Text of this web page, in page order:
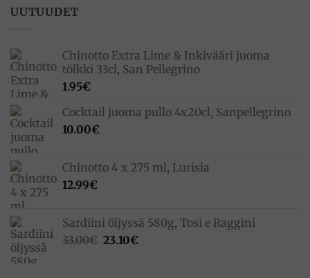
UUTUUDET
Chinotto Extra Lime & Inkivääri juoma
tölkki 33cl, San Pellegrino
1.95€
Cocktail juoma pullo 4x20cl, Sanpellegrino
10.00€
Chinotto 4 x 275 ml, Lurisia
12.99€
Sardiini öljyssä 580g, Tosi e Raggini
33.00€ Alkuperäinen
23.10€Nykyinen